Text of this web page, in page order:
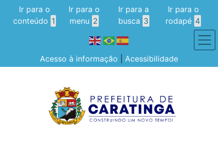
Ir para o
conteúdo 1
Ir para o
menu 2
Ir para a
busca 3
Ir para o
rodapé 4
Acesso à informação Acessibilidade